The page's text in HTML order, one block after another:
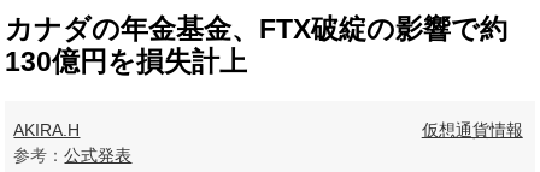
カナダの年金基金、FTX破綻の影響で約
130億円を損失計上
AKIRA.H
参考：公式発表
仮想通貨情報